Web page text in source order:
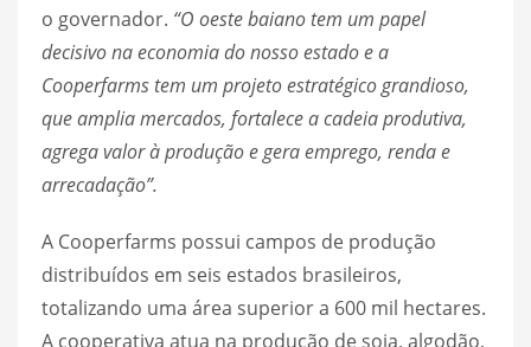
o governador. “O oeste baiano tem um papel
decisivo na economia do nosso estado e a
Cooperfarms tem um projeto estratégico grandioso,
que amplia mercados, fortalece a cadeia produtiva,
agrega valor à produção e gera emprego, renda e
arrecadação”.
A Cooperfarms possui campos de produção
distribuídos em seis estados brasileiros,
totalizando uma área superior a 600 mil hectares.
A cooperativa atua na produção de soja, algodão,